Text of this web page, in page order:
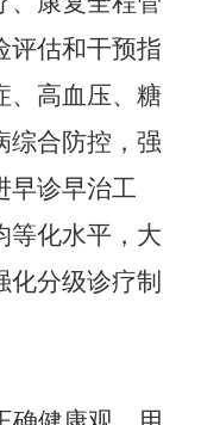
评估和干预指
、高血压、糖
综合防控，强
早诊早治工
等化水平，大
分级诊疗制